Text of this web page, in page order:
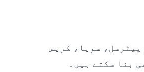
سویا، کریس
بنا سکتے ہیں۔